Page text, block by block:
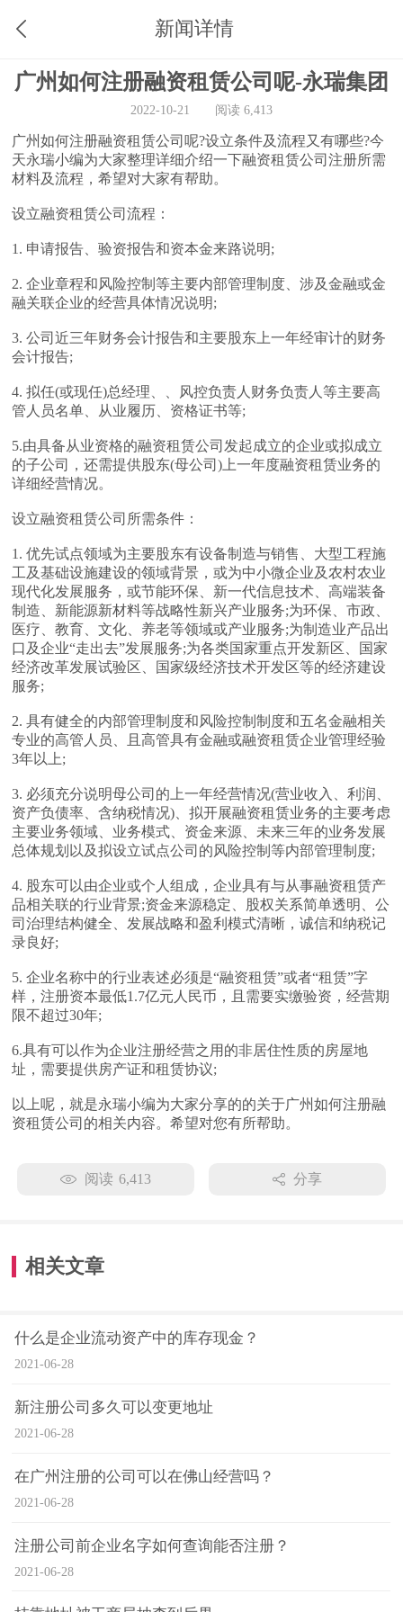
新闻详情
广州如何注册融资租赁公司呢-永瑞集团
2022-10-21 阅读 6,413
广州如何注册融资租赁公司呢?设立条件及流程又有哪些?今
天永瑞小编为大家整理详细介绍一下融资租赁公司注册所需
材料及流程，希望对大家有帮助。
设立融资租赁公司流程：
1. 申请报告、验资报告和资本金来路说明;
2. 企业章程和风险控制等主要内部管理制度、涉及金融或金
融关联企业的经营具体情况说明;
3. 公司近三年财务会计报告和主要股东上一年经审计的财务
会计报告;
4. 拟任(或现任)总经理、、风控负责人财务负责人等主要高
管人员名单、从业履历、资格证书等;
5.由具备从业资格的融资租赁公司发起成立的企业或拟成立
的子公司，还需提供股东(母公司)上一年度融资租赁业务的
详细经营情况。
设立融资租赁公司所需条件：
1. 优先试点领域为主要股东有设备制造与销售、大型工程施
工及基础设施建设的领域背景，或为中小微企业及农村农业
现代化发展服务，或节能环保、新一代信息技术、高端装备
制造、新能源新材料等战略性新兴产业服务;为环保、市政、
医疗、教育、文化、养老等领域或产业服务;为制造业产品出
口及企业“走出去”发展服务;为各类国家重点开发新区、国家
经济改革发展试验区、国家级经济技术开发区等的经济建设
服务;
2. 具有健全的内部管理制度和风险控制制度和五名金融相关
专业的高管人员、且高管具有金融或融资租赁企业管理经验
3年以上;
3. 必须充分说明母公司的上一年经营情况(营业收入、利润、
资产负债率、含纳税情况)、拟开展融资租赁业务的主要考虑
主要业务领域、业务模式、资金来源、未来三年的业务发展
总体规划以及拟设立试点公司的风险控制等内部管理制度;
4. 股东可以由企业或个人组成，企业具有与从事融资租赁产
品相关联的行业背景;资金来源稳定、股权关系简单透明、公
司治理结构健全、发展战略和盈利模式清晰，诚信和纳税记
录良好;
5. 企业名称中的行业表述必须是“融资租赁”或者“租赁”字
样，注册资本最低1.7亿元人民币，且需要实缴验资，经营期
限不超过30年;
6.具有可以作为企业注册经营之用的非居住性质的房屋地
址，需要提供房产证和租赁协议;
以上呢，就是永瑞小编为大家分享的的关于广州如何注册融
资租赁公司的相关内容。希望对您有所帮助。
阅读 6,413 分享
相关文章
什么是企业流动资产中的库存现金？
2021-06-28
新注册公司多久可以变更地址
2021-06-28
在广州注册的公司可以在佛山经营吗？
2021-06-28
注册公司前企业名字如何查询能否注册？
2021-06-28